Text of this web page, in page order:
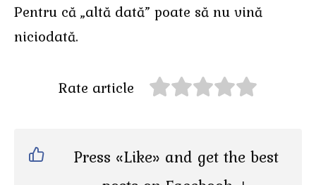
Pentru că „altă dată” poate să nu vină
niciodată.
Rate article
Press «Like» and get the best